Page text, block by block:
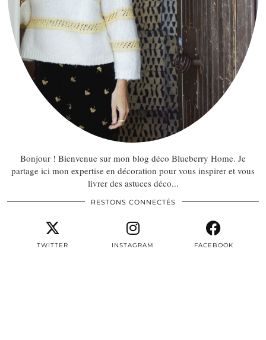
Bonjour ! Bienvenue sur mon blog déco Blueberry Home. Je
partage ici mon expertise en décoration pour vous inspirer et vous
livrer des astuces déco...
RESTONS CONNECTÉS
TWITTER INSTAGRAM FACEBOOK